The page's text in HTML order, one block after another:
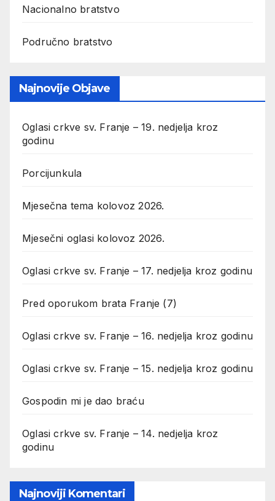
Nacionalno bratstvo
Područno bratstvo
Najnovije Objave
Oglasi crkve sv. Franje – 19. nedjelja kroz
godinu
Porcijunkula
Mjesečna tema kolovoz 2026.
Mjesečni oglasi kolovoz 2026.
Oglasi crkve sv. Franje – 17. nedjelja kroz godinu
Pred oporukom brata Franje (7)
Oglasi crkve sv. Franje – 16. nedjelja kroz godinu
Oglasi crkve sv. Franje – 15. nedjelja kroz godinu
Gospodin mi je dao braću
Oglasi crkve sv. Franje – 14. nedjelja kroz
godinu
Najnoviji Komentari